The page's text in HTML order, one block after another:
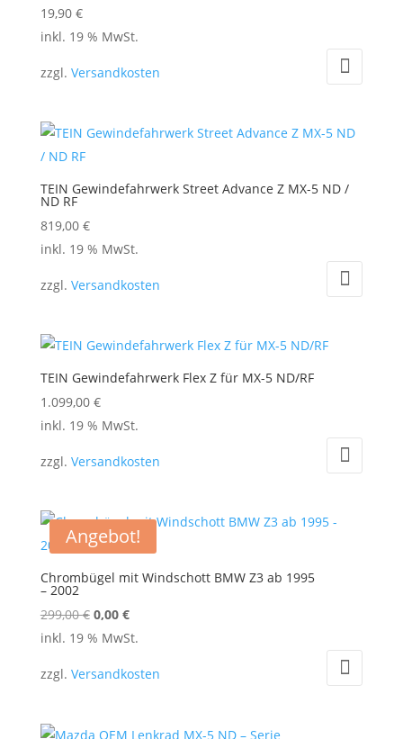
19,90 €
inkl. 19 % MwSt.
zzgl. Versandkosten
TEIN Gewindefahrwerk Street Advance Z MX-5 ND /
ND RF
819,00 €
inkl. 19 % MwSt.
zzgl. Versandkosten
TEIN Gewindefahrwerk Flex Z für MX-5 ND/RF
1.099,00 €
inkl. 19 % MwSt.
zzgl. Versandkosten
Angebot!
Chrombügel mit Windschott BMW Z3 ab 1995
– 2002
299,00€ Ursprünglicher
Preis
299,00 €
0,00 €Aktueller
Preis
0,00 €.
inkl. 19 % MwSt.
zzgl. Versandkosten